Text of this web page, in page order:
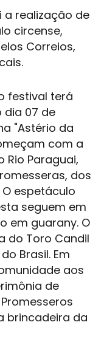
a realização de
circense,
Correios,
festival terá
dia 07 de
"Astério da
com a
Rio Paraguai,
dos
espetáculo
seguem em
em guarany. O
do Toro Candil
Brasil. Em
aos
de
brincadeira da